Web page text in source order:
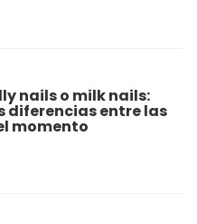
nails o milk nails:
diferencias entre las
momento